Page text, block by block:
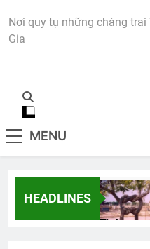
Nơi quy tụ những chàng
Gia
MENU
HEADLINES
Tình em